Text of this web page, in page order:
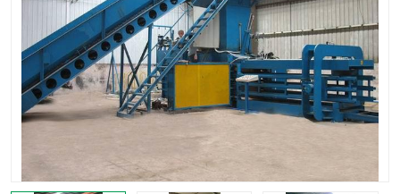
半自动输送机 全自动输送机
冷却塔 食品螺旋塔
塑料撕碎机 金属撕碎机